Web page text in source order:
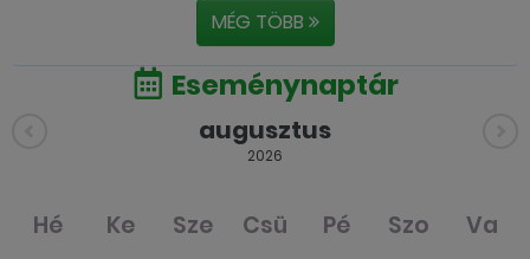
MÉG TÖBB
Eseménynaptár
augusztus
2026
Hé Ke Sze Csü Pé Szo Va